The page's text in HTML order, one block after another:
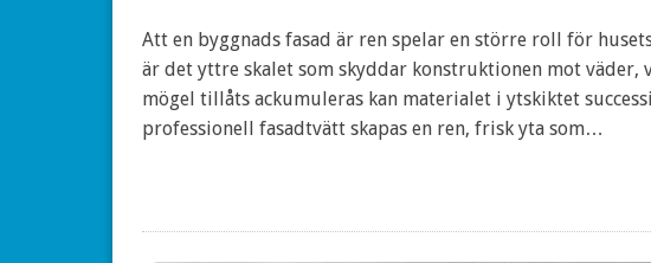
Att en byggnads fasad är ren spelar en större roll för
är det yttre skalet som skyddar konstruktionen mot väder,
mögel tillåts ackumuleras kan materialet i ytskiktet
professionell fasadtvätt skapas en ren, frisk yta som…